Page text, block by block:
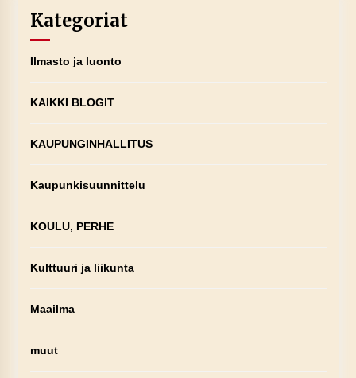
Kategoriat
Ilmasto ja luonto
KAIKKI BLOGIT
KAUPUNGINHALLITUS
Kaupunkisuunnittelu
KOULU, PERHE
Kulttuuri ja liikunta
Maailma
muut